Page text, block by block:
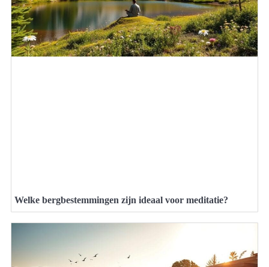
Welke bergbestemmingen zijn ideaal voor meditatie?